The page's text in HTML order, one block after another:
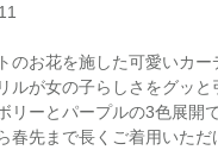
のお花を施した可愛いカー
ルが女の子らしさをグッと
リーとパープルの3色展開
春先まで長くご着用いただ